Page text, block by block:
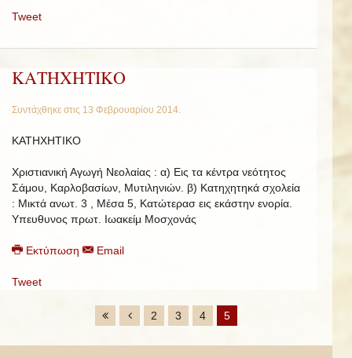
Tweet
ΚΑΤΗΧΗΤΙΚΟ
Συντάχθηκε στις 13 Φεβρουαρίου 2014.
ΚΑΤΗΧΗΤΙΚΟ
Χριστιανική Αγωγή Νεολαίας : α) Εις τα κέντρα νεότητος
Σάμου, Καρλοβασίων, Μυτιληνιών. β) Κατηχητηκά σχολεία
: Μικτά ανωτ. 3 , Μέσα 5, Κατώτερασ εις εκάστην ενορία.
Υπευθυνος πρωτ. Ιωακείμ Μοσχονάς
Εκτύπωση Email
Tweet
2 3 4 5